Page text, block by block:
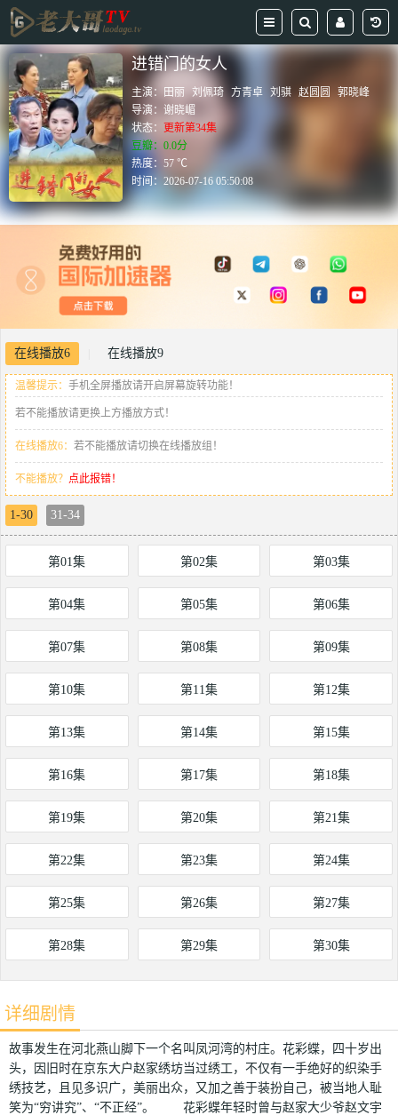
进错门的女人
主演： 田丽 刘佩琦 方青卓 刘骐 赵圆圆
郭晓峰
导演：谢晓嵋
状态： 更新第34集
豆瓣：0.0分
热度：57 ℃
时间：2026-07-16 05:50:08
在线播放6 在线播放9
温馨提示： 手机全屏播放请开启屏幕旋转功能！
若不能播放请更换上方播放方式！
在线播放6： 若不能播放请切换在线播放组！
不能播放？ 点此报错！
1-30 31-34
第01集 第02集 第03集
第04集 第05集 第06集
第07集 第08集 第09集
第10集 第11集 第12集
第13集 第14集 第15集
第16集 第17集 第18集
第19集 第20集 第21集
第22集 第23集 第24集
第25集 第26集 第27集
第28集 第29集 第30集
详细剧情
故事发生在河北燕山脚下一个名叫凤河湾的村庄。花彩蝶，四十岁出
头，因旧时在京东大户赵家绣坊当过绣工，不仅有一手绝好的织染手
绣技艺，且见多识广，美丽出众，又加之善于装扮自己，被当地人耻
笑为“穷讲究”、“不正经”。 花彩蝶年轻时曾与赵家大少爷赵文宇